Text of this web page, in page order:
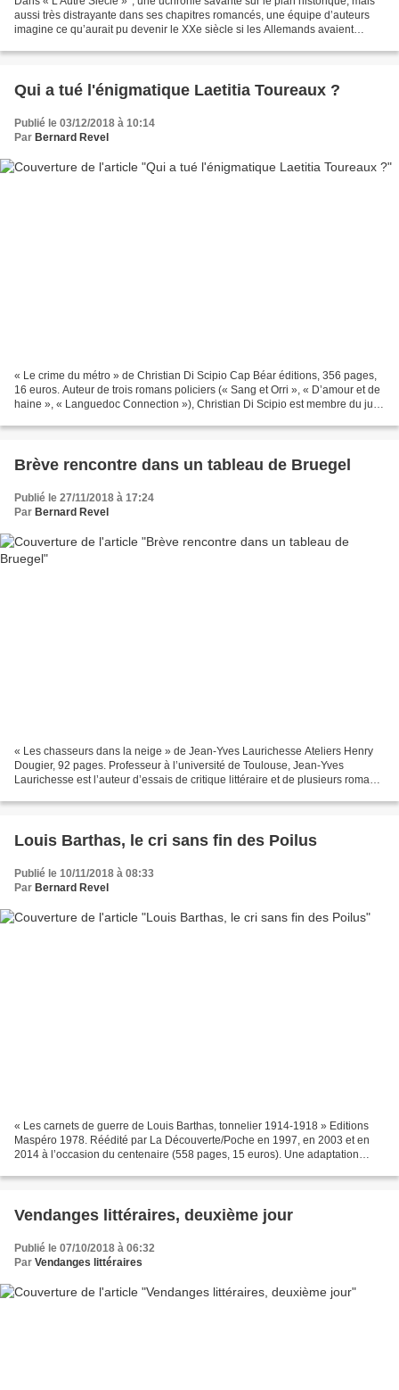
aussi très distrayante dans ses chapitres romancés, une équipe d’auteurs
imagine ce qu’aurait pu devenir le XXe siècle si les Allemands avaient
Qui a tué l'énigmatique Laetitia Toureaux ?
Publié le 03/12/2018 à 10:14
Par Bernard Revel
« Le crime du métro » de Christian Di Scipio Cap Béar éditions, 356 pages,
16 euros. Auteur de trois romans policiers (« Sang et Orri », « D’amour et de
haine », « Languedoc Connection »), Christian Di Scipio est membre du jury
Brève rencontre dans un tableau de Bruegel
Publié le 27/11/2018 à 17:24
Par Bernard Revel
« Les chasseurs dans la neige » de Jean-Yves Laurichesse Ateliers Henry
Dougier, 92 pages. Professeur à l’université de Toulouse, Jean-Yves
Laurichesse est l’auteur d’essais de critique littéraire et de plusieurs romans
Louis Barthas, le cri sans fin des Poilus
Publié le 10/11/2018 à 08:33
Par Bernard Revel
« Les carnets de guerre de Louis Barthas, tonnelier 1914-1918 » Editions
Maspéro 1978. Réédité par La Découverte/Poche en 1997, en 2003 et en
2014 à l’occasion du centenaire (558 pages, 15 euros). Une adaptation
Vendanges littéraires, deuxième jour
Publié le 07/10/2018 à 06:32
Par Vendanges littéraires